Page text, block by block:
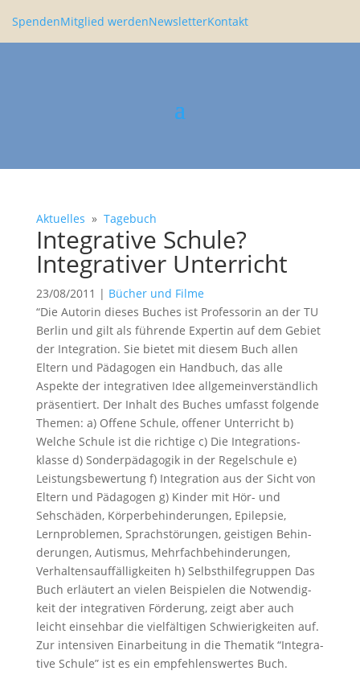
SpendenMitglied werdenNewsletterKontakt
Aktuelles » Tagebuch
Integra­tive Schule?
Integra­tiver Unter­richt
23/08/2011 | Bücher und Filme
“Die Autorin dieses Buches ist Profes­sorin an der TU
Berlin und gilt als führende Expertin auf dem Gebiet
der Integra­tion. Sie bietet mit diesem Buch allen
Eltern und Pädagogen ein Handbuch, das alle
Aspekte der integra­tiven Idee allge­mein­ver­ständ­lich
präsen­tiert. Der Inhalt des Buches umfasst folgende
Themen: a) Offene Schule, offener Unter­richt b)
Welche Schule ist die richtige c) Die Integra­ti­ons­
klasse d) Sonder­päd­agogik in der Regel­schule e)
Leistungs­be­wer­tung f) Integra­tion aus der Sicht von
Eltern und Pädagogen g) Kinder mit Hör- und
Sehschäden, Körper­be­hin­de­rungen, Epilepsie,
Lernpro­blemen, Sprach­stö­rungen, geistigen Behin­
de­rungen, Autismus, Mehrfach­be­hin­de­rungen,
Verhal­tens­auf­fäl­lig­keiten h) Selbst­hil­fe­gruppen Das
Buch erläu­tert an vielen Beispielen die Notwen­dig­
keit der integra­tiven Förde­rung, zeigt aber auch
leicht einsehbar die vielfäl­tigen Schwie­rig­keiten auf.
Zur inten­siven Einar­bei­tung in die Thematik “Integra­
tive Schule” ist es ein empfeh­lens­wertes Buch.